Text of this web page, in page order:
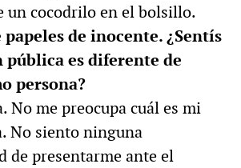
un cocodrilo en el bolsillo.
de inocente. ¿Sentís
pública es diferente de
persona?
No me preocupa cuál es mi
No siento ninguna
de presentarme ante el